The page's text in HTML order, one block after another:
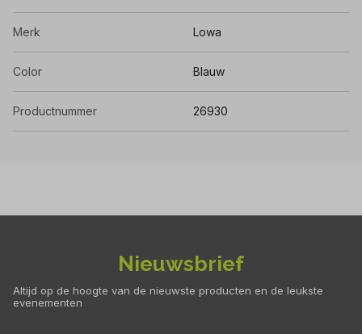
Merk Lowa
Color Blauw
Productnummer 26930
Nieuwsbrief
Altijd op de hoogte van de nieuwste producten en de leukste
evenementen